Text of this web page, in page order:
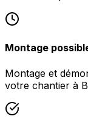
Montage
Montage et
votre chantier à